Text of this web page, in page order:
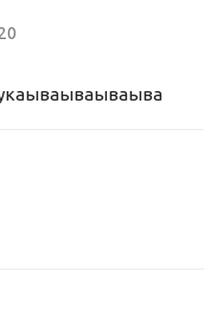
ываываыва